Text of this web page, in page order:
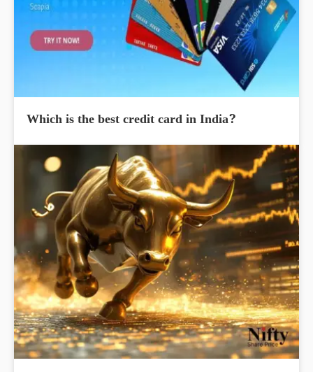
Which is the best credit card in India?